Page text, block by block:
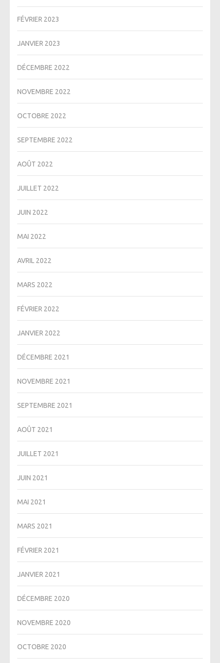
FÉVRIER 2023
JANVIER 2023
DÉCEMBRE 2022
NOVEMBRE 2022
OCTOBRE 2022
SEPTEMBRE 2022
AOÛT 2022
JUILLET 2022
JUIN 2022
MAI 2022
AVRIL 2022
MARS 2022
FÉVRIER 2022
JANVIER 2022
DÉCEMBRE 2021
NOVEMBRE 2021
SEPTEMBRE 2021
AOÛT 2021
JUILLET 2021
JUIN 2021
MAI 2021
MARS 2021
FÉVRIER 2021
JANVIER 2021
DÉCEMBRE 2020
NOVEMBRE 2020
OCTOBRE 2020